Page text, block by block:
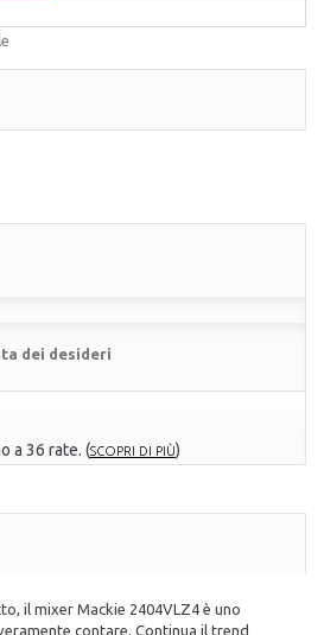
dei desideri
a 36 rate. (SCOPRI DI PIÙ)
il mixer Mackie 2404VLZ4 è uno
contare. Continua il trend